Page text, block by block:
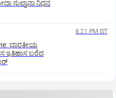
ಸುಲ್ತಾನಾ ನಿಧನ
8:21 PM IST
ಭಾರತೀಯ
ಇತಿಹಾಸ ಬರೆದ